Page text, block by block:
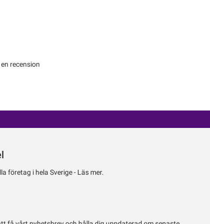
recension
företag i hela Sverige - Läs mer.